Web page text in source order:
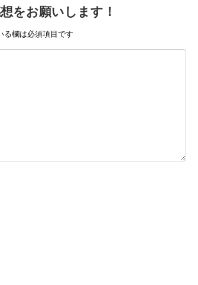
をお願いします！
る欄は必須項目です